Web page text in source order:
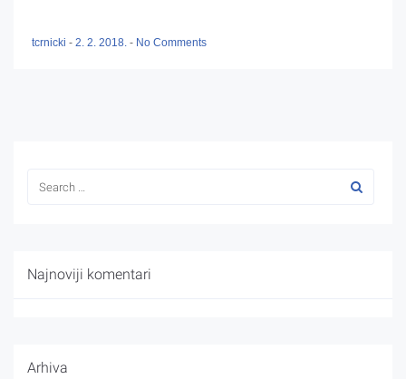
tcrnicki - 2. 2. 2018. - No Comments
Najnoviji komentari
Arhiva